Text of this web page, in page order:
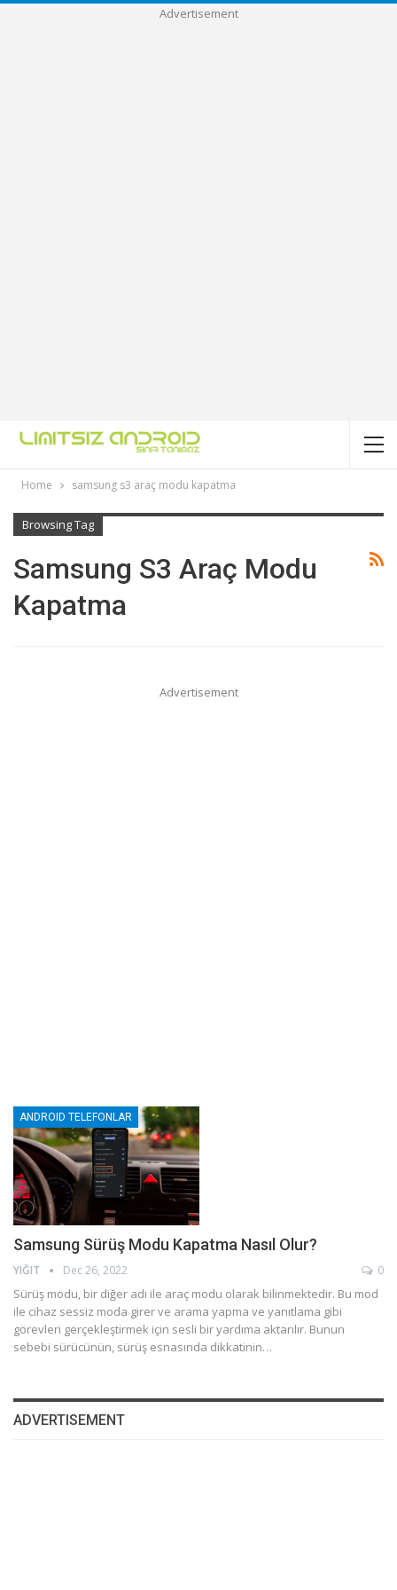
Advertisement
Home samsung s3 araç modu kapatma
Browsing Tag
Samsung S3 Araç Modu
Kapatma
Advertisement
ANDROID TELEFONLAR
Samsung Sürüş Modu Kapatma Nasıl Olur?
YIĞIT Dec 26, 2022 0
Sürüş modu, bir diğer adı ile araç modu olarak bilinmektedir. Bu mod
ile cihaz sessiz moda girer ve arama yapma ve yanıtlama gibi
görevleri gerçekleştirmek için sesli bir yardıma aktarılır. Bunun
sebebi sürücünün, sürüş esnasında dikkatinin…
ADVERTISEMENT